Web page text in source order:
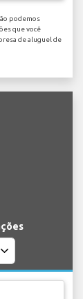
podemos
que você
de aluguel de